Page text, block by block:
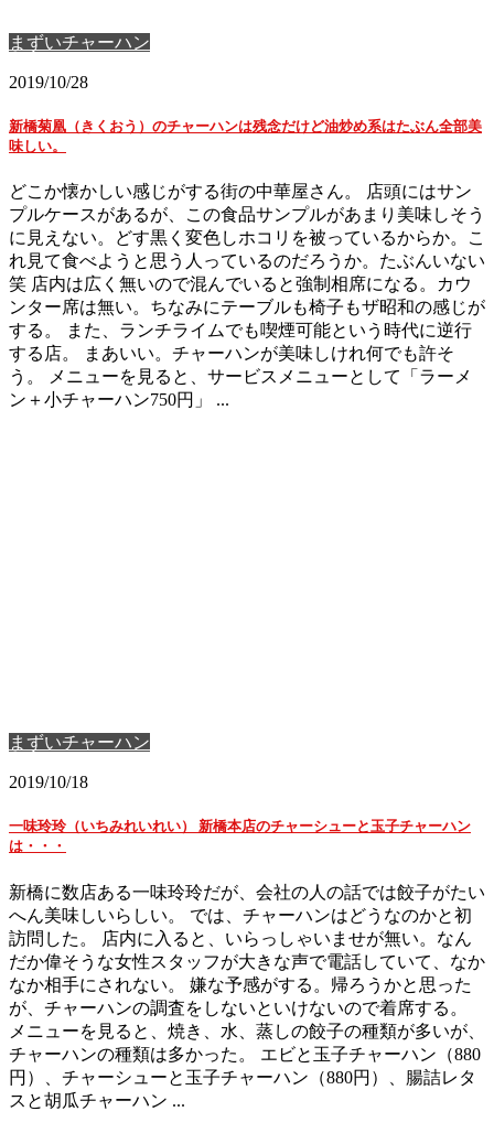
まずいチャーハン
2019/10/28
新橋菊凰（きくおう）のチャーハンは残念だけど油炒め系はたぶん全部美
味しい。
どこか懐かしい感じがする街の中華屋さん。 店頭にはサン
プルケースがあるが、この食品サンプルがあまり美味しそう
に見えない。どす黒く変色しホコリを被っているからか。こ
れ見て食べようと思う人っているのだろうか。たぶんいない
笑 店内は広く無いので混んでいると強制相席になる。カウ
ンター席は無い。ちなみにテーブルも椅子もザ昭和の感じが
する。 また、ランチライムでも喫煙可能という時代に逆行
する店。 まあいい。チャーハンが美味しけれ何でも許そ
う。 メニューを見ると、サービスメニューとして「ラーメ
ン＋小チャーハン750円」 ...
まずいチャーハン
2019/10/18
一味玲玲（いちみれいれい） 新橋本店のチャーシューと玉子チャーハン
は・・・
新橋に数店ある一味玲玲だが、会社の人の話では餃子がたい
へん美味しいらしい。 では、チャーハンはどうなのかと初
訪問した。 店内に入ると、いらっしゃいませが無い。なん
だか偉そうな女性スタッフが大きな声で電話していて、なか
なか相手にされない。 嫌な予感がする。帰ろうかと思った
が、チャーハンの調査をしないといけないので着席する。
メニューを見ると、焼き、水、蒸しの餃子の種類が多いが、
チャーハンの種類は多かった。 エビと玉子チャーハン（880
円）、チャーシューと玉子チャーハン（880円）、腸詰レタ
スと胡瓜チャーハン ...